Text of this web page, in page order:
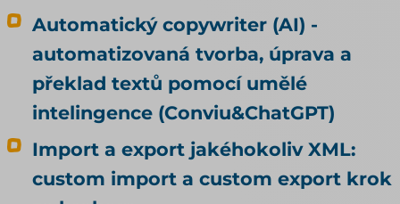
Automatický copywriter (AI) -
automatizovaná tvorba, úprava a
překlad textů pomocí umělé
intelingence (Conviu&ChatGPT)
Import a export jakéhokoliv XML:
custom import a custom export krok